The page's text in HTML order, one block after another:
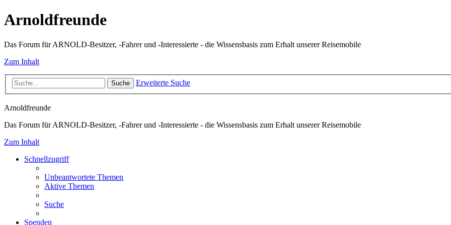
Arnoldfreunde
Das Forum für ARNOLD-Besitzer, -Fahrer und -Interessierte - die Wissensbasis zum Erhalt unserer Reisemobile
Zum Inhalt
Suche Erweiterte Suche
Arnoldfreunde
Das Forum für ARNOLD-Besitzer, -Fahrer und -Interessierte - die Wissensbasis zum Erhalt unserer Reisemobile
Zum Inhalt
Schnellzugriff
Unbeantwortete Themen
Aktive Themen
Suche
Spenden